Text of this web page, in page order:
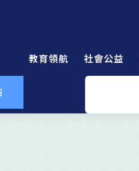
教育領航 社會公益